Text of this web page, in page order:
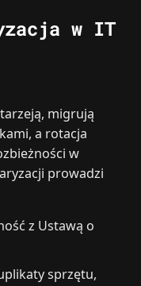
w IT
migrują
a rotacja
w
prowadzi
z Ustawą o
sprzętu,